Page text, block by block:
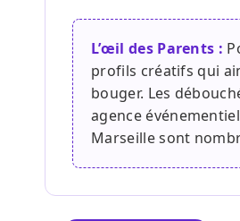
L’œil des Parents :
profils créatifs qui
bouger. Les
agence
Marseille sont